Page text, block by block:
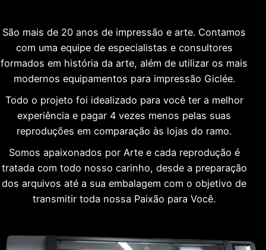
São mais de 20 anos de impressão e arte. Contamos
com uma equipe de especialistas e consultores
formados em história da arte, além de utilizar os mais
modernos equipamentos para impressão Giclée.
Todo o projeto foi idealizado para você ter a melhor
experiência e pagar 4 vezes menos pelas suas
reproduções em comparação às lojas do ramo.
Somos apaixonados por Arte e cada reprodução é
tratada com todo nosso carinho, desde a preparação
dos arquivos até a sua embalagem com o objetivo de
transmitir toda nossa Paixão para Você.